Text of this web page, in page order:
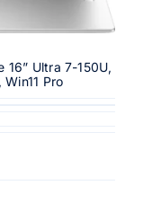
16” Ultra 7-150U,
Win11 Pro